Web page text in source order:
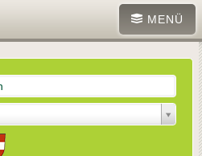
MENÜ